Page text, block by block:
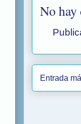
No hay
Entrada